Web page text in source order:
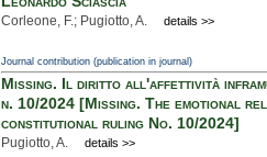
Corleone, F.; Pugiotto, A. details >>
Journal contribution (publication in journal)
Missing. Il diritto all'affettività
n. 10/2024 [Missing. The emotional
constitutional ruling No. 10/2024]
Pugiotto, A. details >>